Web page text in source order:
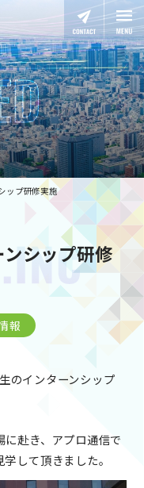
ップ研修実施
シップ研修
報
のインターンシップ
赴き、アプロ通信で
して頂きました。